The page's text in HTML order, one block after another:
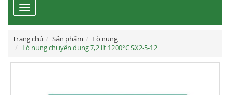
Toggle
navigation
Trang chủ Sản phẩm
Lò nung
Lò nung chuyên dụng 7,2 lít 1200°C SX2-5-12